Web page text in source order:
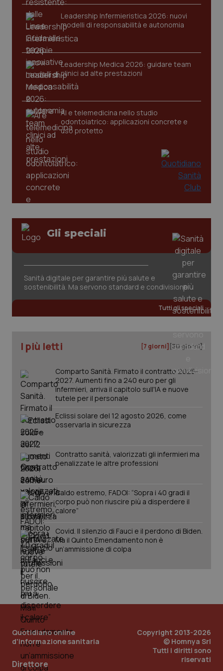
Leadership Infermieristica 2026: nuovi
modelli di responsabilità e autonomia
Leadership Medica 2026: guidare team
clinici ad alte prestazioni
AI e telemedicina nello studio
odontoiatrico: applicazioni concrete e
uso protetto
Gli speciali
Sanità digitale per garantire più salute e
sostenibilità. Ma servono standard e condivisione
Tutti gli speciali
I più letti [7 giorni] [30 giorni]
Comparto Sanità. Firmato il contratto 2025-
2027. Aumenti fino a 240 euro per gli
infermieri, arriva il capitolo sull'IA e nuove
tutele per il personale
Eclissi solare del 12 agosto 2026, come
osservarla in sicurezza
Contratto sanità, valorizzati gli infermieri ma
penalizzate le altre professioni
Caldo estremo, FADOI: “Sopra i 40 gradi il
corpo può non riuscire più a disperdere il
calore”
Covid. Il silenzio di Fauci e il perdono di Biden.
Ma il Quinto Emendamento non è
un’ammissione di colpa
Quotidiano online
d'informazione sanitaria
Direttore
Copyright 2013-2026
© Homnya Srl
Tutti i diritti sono
riservati
VISITOR_PRIVACY_METADATA
.youtube.com
CookieScriptConsent
CookieScript
www.quotidianosanita.it
tracking-enable
www.quotidianosanita.it
2
tracking-sites-ironfish-
www.quotidianosanita.it
_ga
.quotidianosanita.it
PHPSESSID